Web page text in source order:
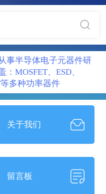
事半导体电子元器件研
：MOSFET、ESD、
多种功率器件
关于我们
留言板